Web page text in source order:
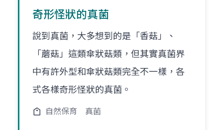
奇形怪狀的真菌
說到真菌，大多想到的是「香菇」、
「蘑菇」這類傘狀菇類，但其實真菌界
中有許外型和傘狀菇類完全不一樣，各
式各樣奇形怪狀的真菌。
自然保育 真菌